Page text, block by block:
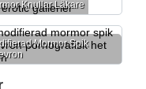
Knullar Läkare
Mormor Spik